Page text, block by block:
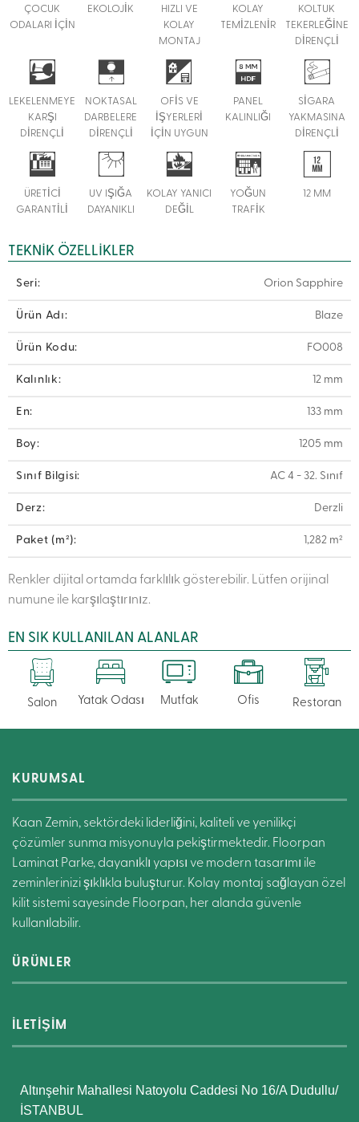
ÇOCUK
ODALARI İÇİN
EKOLOJİK
HIZLI VE
KOLAY
MONTAJ
KOLAY
TEMİZLENİR
KOLTUK
TEKERLEĞİNE
DİRENÇLİ
LEKELENMEYE
KARŞI
DİRENÇLİ
NOKTASAL
DARBELERE
DİRENÇLİ
OFİS VE
İŞYERLERİ
İÇİN UYGUN
PANEL
KALINLIĞI
SİGARA
YAKMASINA
DİRENÇLİ
ÜRETİCİ
GARANTİLİ
UV IŞIĞA
DAYANIKLI
KOLAY YANICI
DEĞİL
YOĞUN
TRAFİK
12 MM
TEKNIK ÖZELLIKLER
Seri: Orion Sapphire
Ürün Adı: Blaze
Ürün Kodu: FO008
Kalınlık: 12 mm
En: 133 mm
Boy: 1205 mm
Sınıf Bilgisi: AC 4 - 32. Sınıf
Derz: Derzli
Paket (m²): 1,282 m²
Renkler dijital ortamda farklılık gösterebilir. Lütfen orijinal
numune ile karşılaştırınız.
EN SIK KULLANILAN ALANLAR
Salon Yatak Odası Mutfak Ofis Restoran
KURUMSAL
Kaan Zemin, sektördeki liderliğini, kaliteli ve yenilikçi
çözümler sunma misyonuyla pekiştirmektedir. Floorpan
Laminat Parke, dayanıklı yapısı ve modern tasarımı ile
zeminlerinizi şıklıkla buluşturur. Kolay montaj sağlayan özel
kilit sistemi sayesinde Floorpan, her alanda güvenle
kullanılabilir.
ÜRÜNLER
İLETİŞİM
Altınşehir Mahallesi Natoyolu Caddesi No 16/A Dudullu/
İSTANBUL